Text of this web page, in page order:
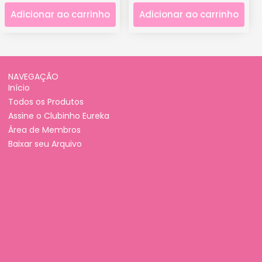
Adicionar ao carrinho Adicionar ao carrinho
NAVEGAÇÃO
Início
Todos os Produtos
Assine o Clubinho Eureka
Área de Membros
Baixar seu Arquivo